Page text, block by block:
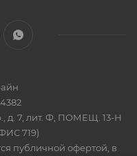
д. 7, лит. Ф, ПОМЕЩ. 13-Н
719)
публичной офертой, в